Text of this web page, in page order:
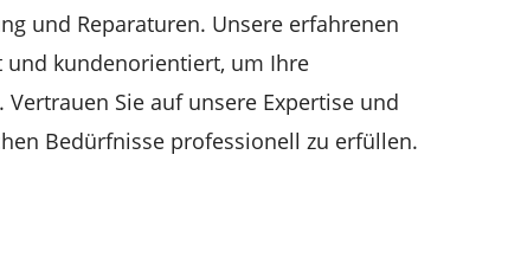
und Reparaturen. Unsere erfahrenen
und kundenorientiert, um Ihre
Sie auf unsere Expertise und
Bedürfnisse professionell zu erfüllen.